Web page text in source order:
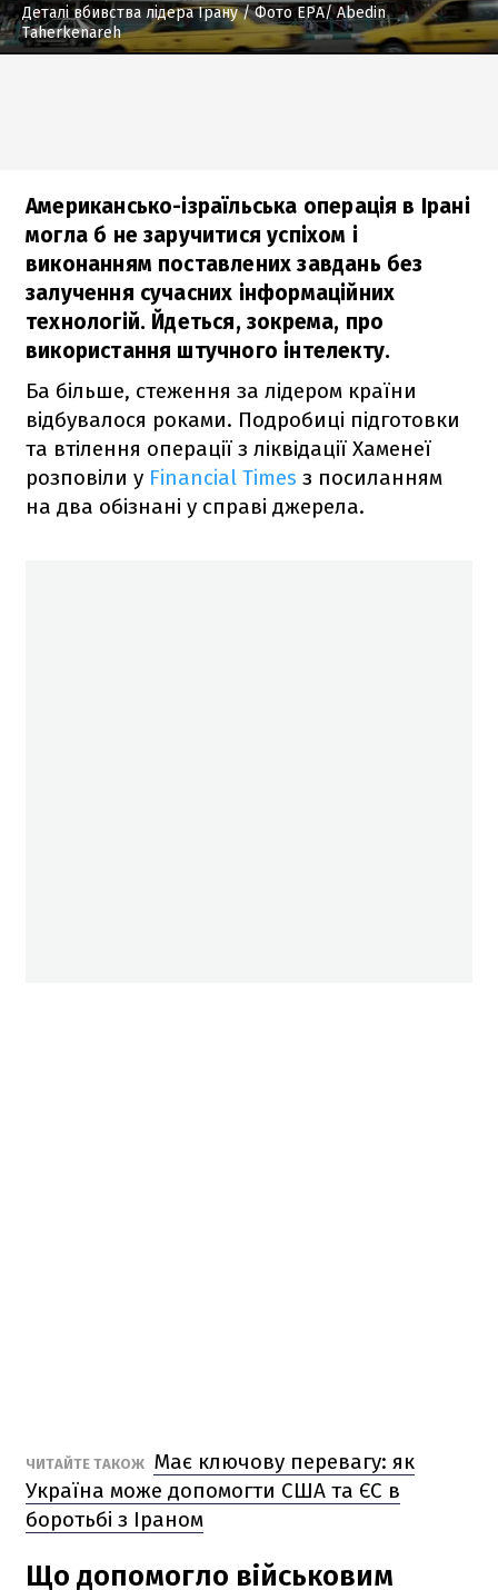
Деталі вбивства лідера Ірану/ Фото EPA/ Abedin
Taherkenareh
Американсько-ізраїльська операція в Ірані
могла б не заручитися успіхом і
виконанням поставлених завдань без
залучення сучасних інформаційних
технологій. Йдеться, зокрема, про
використання штучного інтелекту.
Ба більше, стеження за лідером країни
відбувалося роками. Подробиці підготовки
та втілення операції з ліквідації Хаменеї
розповіли у Financial Times з посиланням
на два обізнані у справі джерела.
ЧИТАЙТЕ ТАКОЖ Має ключову перевагу: як
Україна може допомогти США та ЄС в
боротьбі з Іраном
Що допомогло військовим